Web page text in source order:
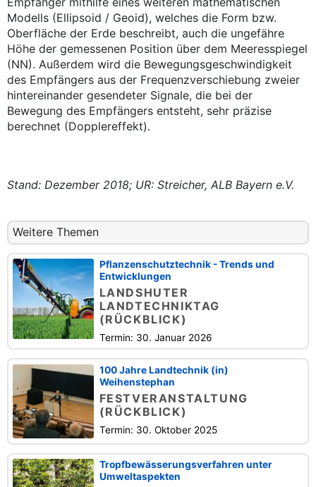
Modells (Ellipsoid / Geoid), welches die Form bzw.
Oberfläche der Erde beschreibt, auch die ungefähre
Höhe der gemessenen Position über dem Meeresspiegel
(NN). Außerdem wird die Bewegungsgeschwindigkeit
des Empfängers aus der Frequenzverschiebung zweier
hintereinander gesendeter Signale, die bei der
Bewegung des Empfängers entsteht, sehr präzise
berechnet (Dopplereffekt).
Stand: Dezember 2018; UR: Streicher, ALB Bayern e.V.
Weitere Themen
Pflanzenschutztechnik - Trends und
Entwicklungen
LANDSHUTER
LANDTECHNIKTAG
(RÜCKBLICK)
Termin: 30. Januar 2026
100 Jahre Landtechnik (in)
Weihenstephan
FESTVERANSTALTUNG
(RÜCKBLICK)
Termin: 30. Oktober 2025
Tropfbewässerungsverfahren unter
Umweltaspekten